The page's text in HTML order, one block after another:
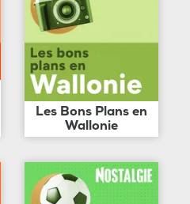
Les Bons Plans en
Wallonie